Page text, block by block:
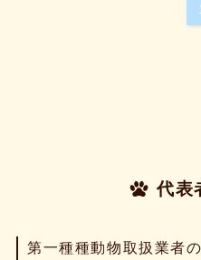
代表
第一種種動物取扱業者